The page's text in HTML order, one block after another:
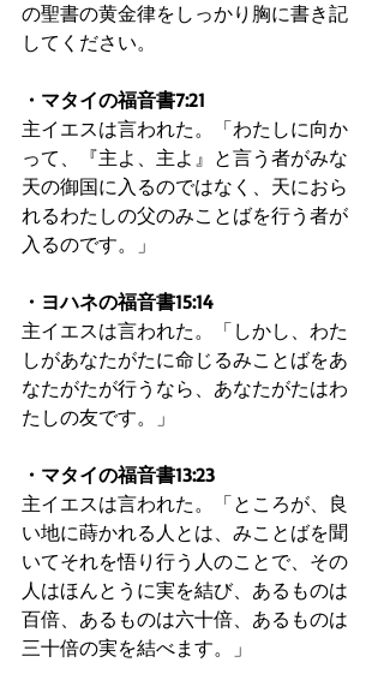
の聖書の黄金律をしっかり胸に書き記
してください。
・マタイの福音書7:21
主イエスは言われた。「わたしに向か
って、『主よ、主よ』と言う者がみな
天の御国に入るのではなく、天におら
れるわたしの父のみことばを行う者が
入るのです。」
・ヨハネの福音書15:14
主イエスは言われた。「しかし、わた
しがあなたがたに命じるみことばをあ
なたがたが行うなら、あなたがたはわ
たしの友です。」
・マタイの福音書13:23
主イエスは言われた。「ところが、良
い地に蒔かれる人とは、みことばを聞
いてそれを悟り行う人のことで、その
人はほんとうに実を結び、あるものは
百倍、あるものは六十倍、あるものは
三十倍の実を結べます。」